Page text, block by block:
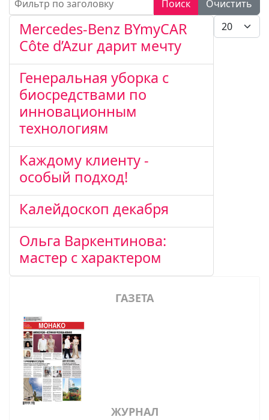
Поиск
Очистить
Кол-во
Mercedes-Benz BYmyCAR
Côte d’Azur дарит мечту
Генеральная уборка с
биосредствами по
инновационным
технологиям
Каждому клиенту -
особый подход!
Калейдоскоп декабря
Ольга Варкентинова:
мастер с характером
ГАЗЕТА
ЖУРНАЛ